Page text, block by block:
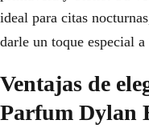
ideal para citas
darle un toque especial
Ventajas de
Parfum Dylan